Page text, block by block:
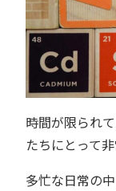
時間が限られて
たちにとって非
多忙な日常の